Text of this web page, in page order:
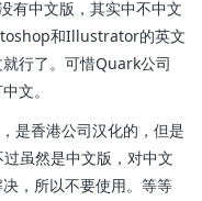
有中文版，其实中不中文
和Illustrator的英文
行了。可惜Quark公司
文。
是香港公司汉化的，但是
虽然是中文版，对中文
，所以不要使用。等等